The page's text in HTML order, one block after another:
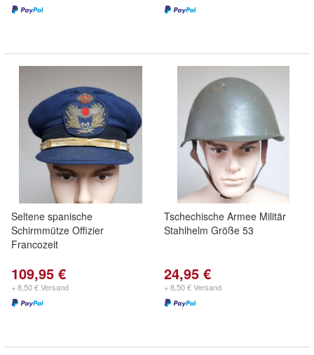
Seltene spanische
Schirmmütze Offizier
Francozeit
109,95 €
+ 8,50 € Versand
Tschechische Armee Militär
Stahlhelm Größe 53
24,95 €
+ 8,50 € Versand